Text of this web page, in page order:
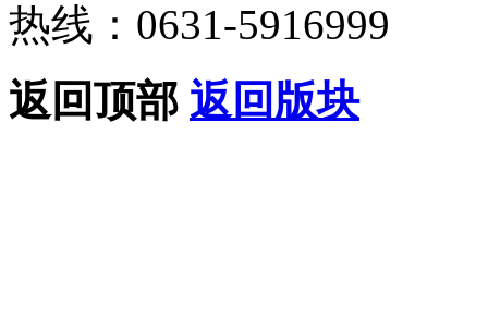
热线：0631-5916999
返回顶部 返回版块